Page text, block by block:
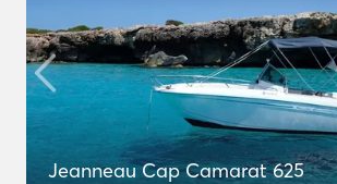
Jeanneau Cap Camarat 625